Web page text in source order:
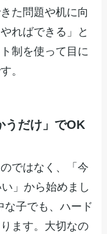
た問題や机に向
ればできる」と
制を使って目に
。
うだけ」でOK
ではなく、「今
」から始めまし
な子でも、ハード
ます。大切なの